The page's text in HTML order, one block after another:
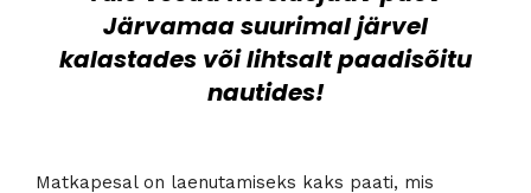
Järvamaa suurimal järvel
kalastades või lihtsalt paadisõitu
nautides!
Matkapesal on laenutamiseks kaks paati, mis